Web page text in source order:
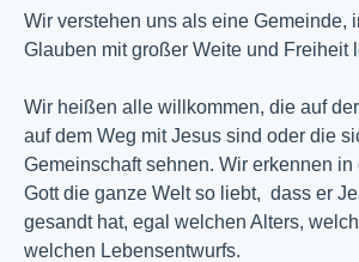
Wir verstehen uns als eine Gemeinde,
Glauben mit großer Weite und Freiheit
Wir heißen alle willkommen, die auf
auf dem Weg mit Jesus sind oder die
Gemeinschaft sehnen. Wir erkennen
Gott die ganze Welt so liebt, dass er
gesandt hat, egal welchen Alters,
welchen Lebensentwurfs.